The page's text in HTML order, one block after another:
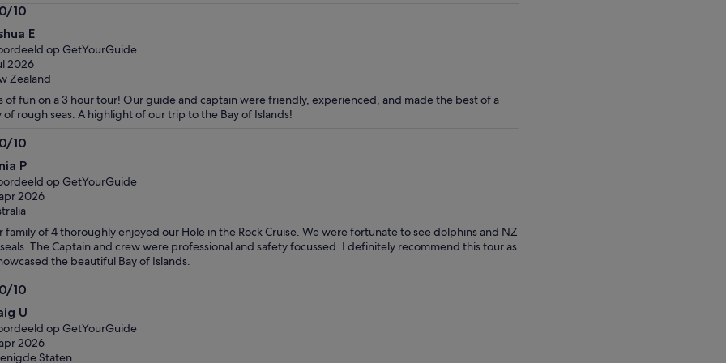
10
E
op GetYourGuide
2026
Zealand
of fun on a 3 hour tour! Our guide and captain were friendly, experienced, and made the best of a
of rough seas. A highlight of our trip to the Bay of Islands!
10
P
op GetYourGuide
2026
family of 4 thoroughly enjoyed our Hole in the Rock Cruise. We were fortunate to see dolphins and NZ
The Captain and crew were professional and safety focussed. I definitely recommend this tour as
the beautiful Bay of Islands.
10
U
op GetYourGuide
2026
Staten